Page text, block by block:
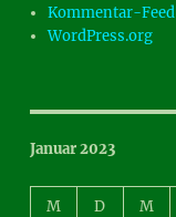
Kommentar-Feed
WordPress.org
Januar 2023
M D M